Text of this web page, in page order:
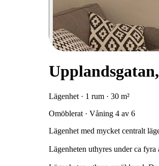
Lägenhet · 1 rum · 30 m²
Omöblerat · Våning 4 av 6
Lägenhet med mycket centralt
Lägenheten uthyres under ca